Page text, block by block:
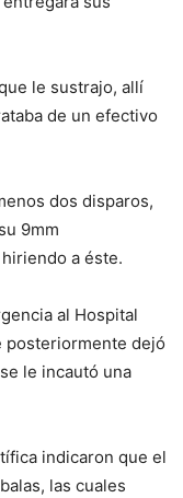
le sustrajo, allí
de un efectivo
dos disparos,
9mm
a éste.
al Hospital
posteriormente dejó
le incautó una
indicaron que el
las cuales